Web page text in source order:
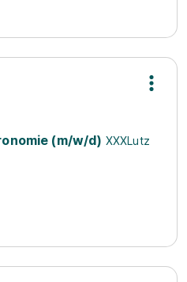
(m/w/d) XXXLutz